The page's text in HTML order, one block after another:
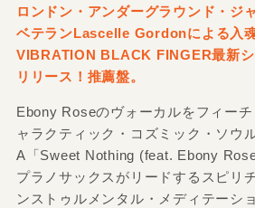
ロンドン・アンダーグラウンド・ジ
ベテランLascelle Gordonによる入
VIBRATION BLACK FINGER最新シ
リリース！推薦盤。
Ebony Roseのヴォーカルをフィー
ャラクティック・コズミック・ソウ
A「Sweet Nothing (feat. Ebony
プラノサックスがリードするスピリ
ンストゥルメンタル・メディテーシ